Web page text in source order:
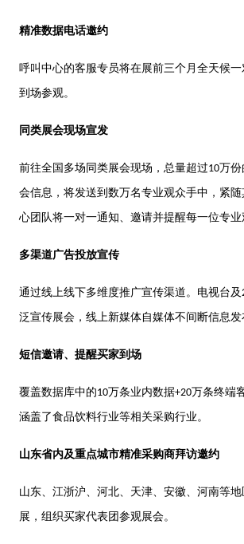
精准数据电话邀约
呼叫中心的客服专员将在展前三个月全天候
到场参观。
同类展会现场宣发
前往全国多场同类展会现场，总量超过10万份
会信息，将发送到数万名专业观众手中，紧
心团队将⼀对⼀通知、邀请并提醒每⼀位专业
多渠道广告投放宣传
通过线上线下多维度推广宣传渠道。电视台及
泛宣传展会，线上新媒体自媒体不间断信息发
短信邀请、提醒买家到场
覆盖数据库中的10万条业内数据+20万条终端
涵盖了食品饮料行业等相关采购行业。
山东省内及重点城市精准采购商拜访邀约
山东、江浙沪、河北、天津、安徽、河南等
展，组织买家代表团参观展会。